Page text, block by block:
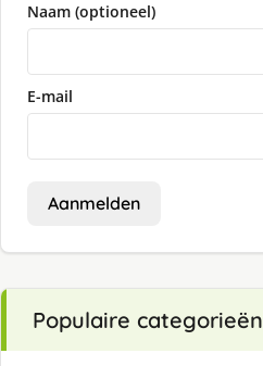
Naam (optioneel)
E-mail
Aanmelden
Populaire categorieën